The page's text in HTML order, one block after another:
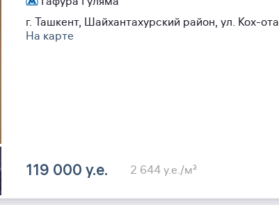
г. Ташкент, Шайхантахурский район, ул. Кох-ота
На карте
119 000 y.e. 2 644 y.e./м²